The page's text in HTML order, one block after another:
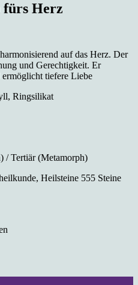
fürs Herz
auf das Herz. Der
und Gerechtigkeit. Er
tiefere Liebe
Ringsilikat
/ Tertiär (Metamorph)
Heilsteine 555 Steine